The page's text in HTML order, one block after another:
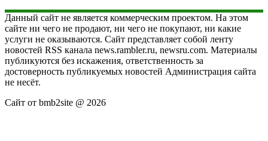
Данный сайт не является коммерческим проектом. На этом
сайте ни чего не продают, ни чего не покупают, ни какие
услуги не оказываются. Сайт представляет собой ленту
новостей RSS канала news.rambler.ru, newsru.com. Материалы
публикуются без искажения, ответственность за
достоверность публикуемых новостей Администрация сайта
не несёт.
Сайт от bmb2site @ 2026